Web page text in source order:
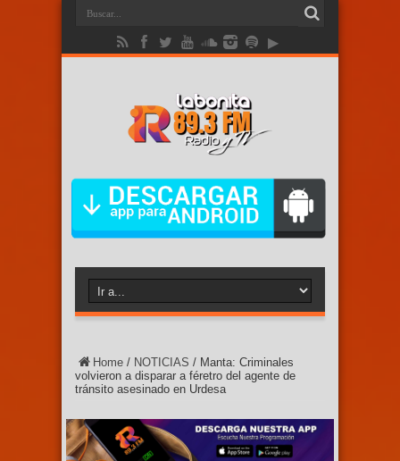
Home / NOTICIAS / Manta: Criminales
volvieron a disparar a féretro del agente de
tránsito asesinado en Urdesa